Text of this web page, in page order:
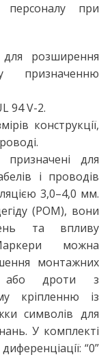
персоналу при
розширення
призначенню
94 V-2.
конструкції,
для
і проводів
3,0–4,0 мм.
(POM), вони
та впливу
можна
монтажних
або дроти з
кріпленню із
символів для
У комплекті
“0”